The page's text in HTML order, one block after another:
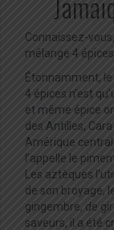
Connaissez-
mélange 4
Étonnamment,
4 épices n’est
et même épice
des Antilles,
Amérique
l’appelle le
Les aztèques
de son broyage,
gingembre, de
saveurs, il a été